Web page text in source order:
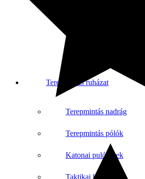
Terepmintás ruházat
Terepmintás nadrág
Terepmintás pólók
Katonai pulóverek
Taktikai kabátok